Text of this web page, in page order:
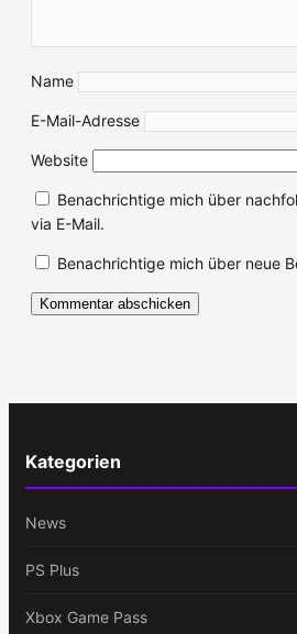
Name
E-Mail-Adresse
Website
Benachrichtige mich über
via E-Mail.
Benachrichtige mich über neue
Kategorien
News
PS Plus
Xbox Game Pass